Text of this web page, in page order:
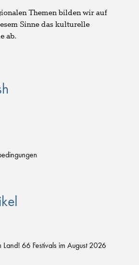
Themen bilden wir auf
Sinne das kulturelle
ab.
66 Festivals im August 2026